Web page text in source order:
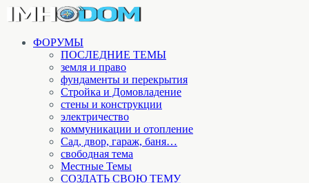
ФОРУМЫ
ПОСЛЕДНИЕ ТЕМЫ
земля и право
фундаменты и перекрытия
Стройка и Домовладение
стены и конструкции
электричество
коммуникации и отопление
Cад, двор, гараж, баня…
свободная тема
Местные Темы
СОЗДАТЬ СВОЮ ТЕМУ